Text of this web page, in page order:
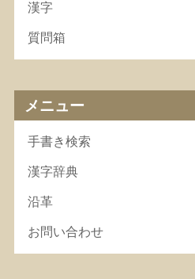
漢字
質問箱
メニュー
手書き検索
漢字辞典
沿革
お問い合わせ